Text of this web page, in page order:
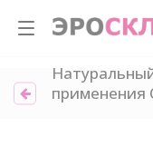
применения